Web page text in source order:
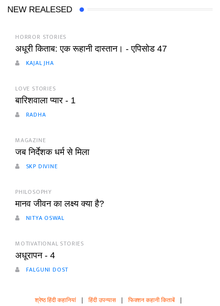
NEW REALESED
HORROR STORIES
अधूरी किताब: एक रूहानी दास्तान। - एपिसोड 47
KAJAL JHA
LOVE STORIES
बारिशवाला प्यार - 1
RADHA
MAGAZINE
जब निर्देशक धर्म से मिला
SKP DIVINE
PHILOSOPHY
मानव जीवन का लक्ष्य क्या है?
NITYA OSWAL
MOTIVATIONAL STORIES
अधूरापन - 4
FALGUNI DOST
श्रेष्ठ हिंदी कहानियां | हिंदी उपन्यास | फिक्शन कहानी किताबें |